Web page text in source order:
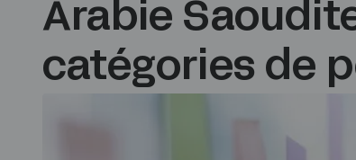
Arabie
catégories de